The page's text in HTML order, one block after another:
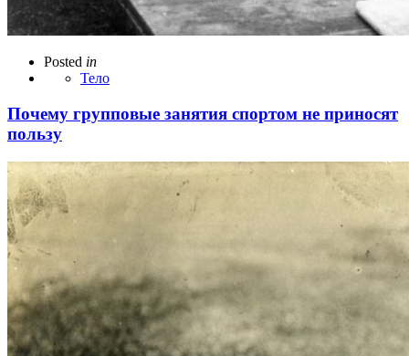
Posted in
Тело
Почему групповые занятия спортом не приносят
пользу